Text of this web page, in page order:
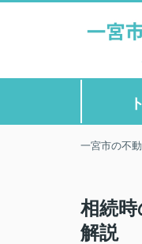
一宮市の不
相続
解説